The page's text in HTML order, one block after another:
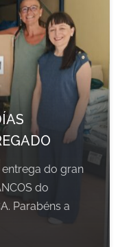
do gran
do
Parabéns a